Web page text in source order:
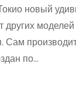
новый
моделей
Сам
по…